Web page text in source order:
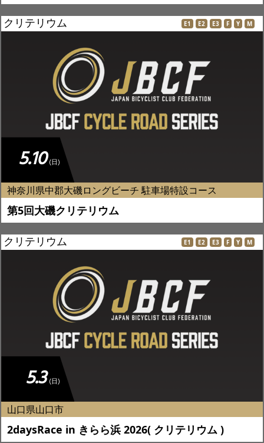
クリテリウム E1 E2 E3 F Y M
5.10 (日)
神奈川県中郡大磯ロングビーチ 駐車場特設コース
第5回大磯クリテリウム
クリテリウム E1 E2 E3 F Y M
5.3 (日)
山口県山口市
2daysRace in きらら浜 2026( クリテリウム )